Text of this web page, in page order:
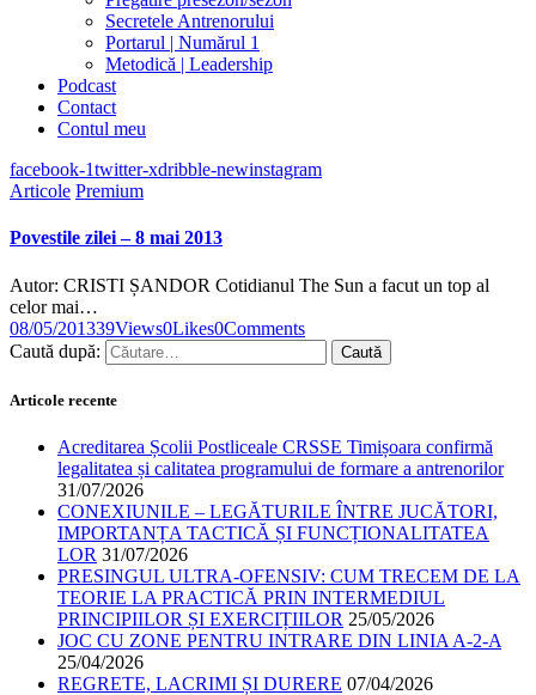
Secretele Antrenorului
Portarul | Numărul 1
Metodică | Leadership
Podcast
Contact
Contul meu
facebook-1twitter-xdribble-newinstagram
Articole Premium
Povestile zilei – 8 mai 2013
Autor: CRISTI ȘANDOR Cotidianul The Sun a facut un top al
celor mai…
08/05/201339Views0Likes0Comments
Caută după:
Articole recente
Acreditarea Școlii Postliceale CRSSE Timișoara confirmă
legalitatea și calitatea programului de formare a antrenorilor
31/07/2026
CONEXIUNILE – LEGĂTURILE ÎNTRE JUCĂTORI,
IMPORTANȚA TACTICĂ ȘI FUNCȚIONALITATEA
LOR 31/07/2026
PRESINGUL ULTRA-OFENSIV: CUM TRECEM DE LA
TEORIE LA PRACTICĂ PRIN INTERMEDIUL
PRINCIPIILOR ȘI EXERCIȚIILOR 25/05/2026
JOC CU ZONE PENTRU INTRARE DIN LINIA A-2-A
25/04/2026
REGRETE, LACRIMI ȘI DURERE 07/04/2026